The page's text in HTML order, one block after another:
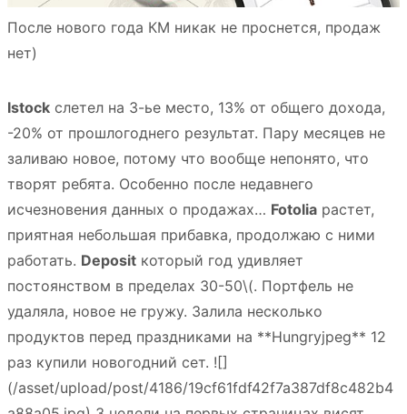
После нового года КМ никак не проснется, продаж
нет)
Istock слетел на 3-ье место, 13% от общего дохода,
-20% от прошлогоднего результат. Пару месяцев не
заливаю новое, потому что вообще непонято, что
творят ребята. Особенно после недавнего
исчезновения данных о продажах… Fotolia растет,
приятная небольшая прибавка, продолжаю с ними
работать. Deposit который год удивляет
постоянством в пределах 30-50\(. Портфель не
удаляла, новое не гружу. Залила несколько
продуктов перед праздниками на **Hungryjpeg** 12
раз купили новогодний сет. ![]
(/asset/upload/post/4186/19cf61fdf42f7a387df8c482b4